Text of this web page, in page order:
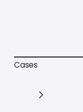
Trilhas de conteúdo
Cases